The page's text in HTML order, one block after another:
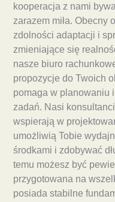
kooperacja z nami
zarazem miła. Obecny
zdolności adaptacji i
zmieniające się
nasze biuro
propozycje do Twoich
pomaga w planowaniu
zadań. Nasi
wspierają w
umożliwią Tobie
środkami i zdobywać
temu możesz być
przygotowana na
posiada stabilne